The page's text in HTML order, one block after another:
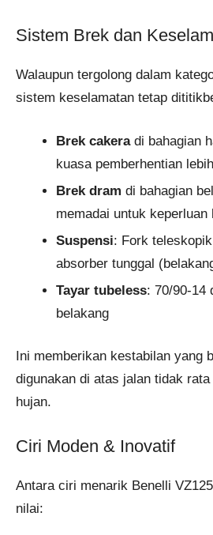
Sistem Brek dan
Walaupun tergolong dalam
sistem keselamatan tetap
Brek cakeradi bahagian
kuasa pemberhentian
Brek dram di bahagian
memadai untuk keperluan
Suspensi: Fork
absorber tunggal
Tayar tubeless: 70/90-14
belakang
Ini memberikan kestabilan yang
digunakan di atas jalan tidak
hujan.
Ciri Moden & Inovatif
Antara ciri menarik Benelli
nilai: